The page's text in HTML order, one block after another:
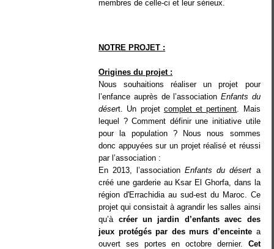
membres de celle-ci et leur sérieux.
NOTRE PROJET :
Origines du projet :
Nous souhaitions réaliser un projet pour
l’enfance auprès de l’association Enfants du
désert. Un projet complet et pertinent . Mais
lequel ? Comment définir une initiative utile
pour la population ? Nous nous sommes
donc appuyées sur un projet réalisé et réussi
par l’association :
En 2013, l’associationEnfants du désert a
créé une garderie au Ksar El Ghorfa, dans la
région d'Errachidia au sud-est du Maroc. Ce
projet qui consistait à agrandir les salles ainsi
qu’à créer un jardin d’enfants avec des
jeux protégés par des murs d’enceintea
ouvert ses portes en octobre dernier. Cet